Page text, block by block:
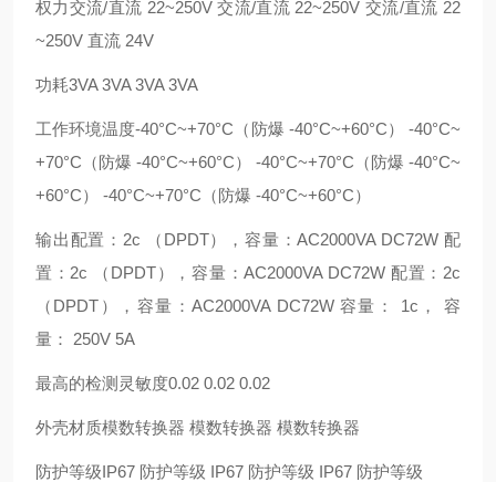
权力交流/直流 22~250V 交流/直流 22~250V 交流/直流 22
~250V 直流 24V
功耗3VA 3VA 3VA 3VA
工作环境温度-40°C~+70°C（防爆 -40°C~+60°C） -40°C~
+70°C（防爆 -40°C~+60°C） -40°C~+70°C（防爆 -40°C~
+60°C） -40°C~+70°C（防爆 -40°C~+60°C）
输出配置：2c （DPDT），容量：AC2000VA DC72W 配
置：2c （DPDT），容量：AC2000VA DC72W 配置：2c
（DPDT），容量：AC2000VA DC72W 容量： 1c， 容
量： 250V 5A
最高的检测灵敏度0.02 0.02 0.02
外壳材质模数转换器 模数转换器 模数转换器
防护等级IP67 防护等级 IP67 防护等级 IP67 防护等级